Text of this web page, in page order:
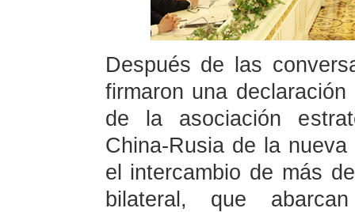
Después de las
firmaron una
de la asociación
China-Rusia de la
el intercambio de más
bilateral, que